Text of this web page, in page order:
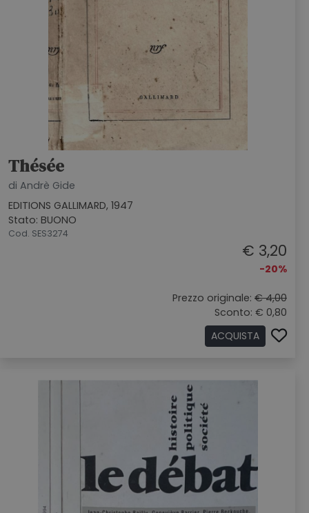
Thésée
di Andrè Gide
EDITIONS GALLIMARD, 1947
Stato: BUONO
Cod. SES3274
€ 3,20
-20%
Prezzo originale: € 4,00
Sconto: € 0,80
ACQUISTA